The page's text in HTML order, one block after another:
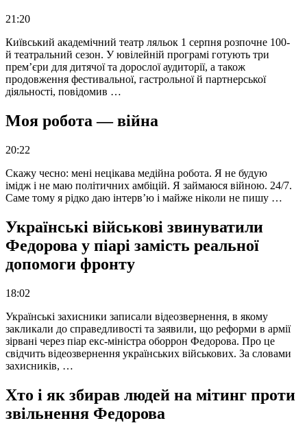
21:20
Київський академічний театр ляльок 1 серпня розпочне 100-
й театральний сезон. У ювілейній програмі готують три
прем’єри для дитячої та дорослої аудиторії, а також
продовження фестивальної, гастрольної й партнерської
діяльності, повідомив …
Моя робота — війна
20:22
Скажу чесно: мені нецікава медійна робота. Я не будую
імідж і не маю політичних амбіцій. Я займаюся війною. 24/7.
Саме тому я рідко даю інтерв’ю і майже ніколи не пишу …
Українські військові звинуватили
Федорова у піарі замість реальної
допомоги фронту
18:02
Українські захисники записали відеозвернення, в якому
закликали до справедливості та заявили, що реформи в армії
зірвані через піар екс-міністра оборрон Федорова. Про це
свідчить відеозвернення українських військових. За словами
захисників, …
Хто і як збирав людей на мітинг проти
звільнення Федорова